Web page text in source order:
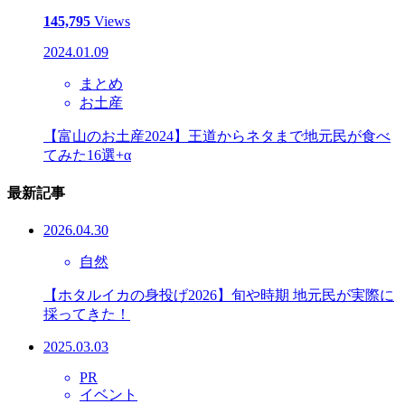
145,795 Views
2024.01.09
まとめ
お土産
【富山のお土産2024】王道からネタまで地元民が食べ
てみた16選+α
最新記事
2026.04.30
自然
【ホタルイカの身投げ2026】旬や時期 地元民が実際に
採ってきた！
2025.03.03
PR
イベント